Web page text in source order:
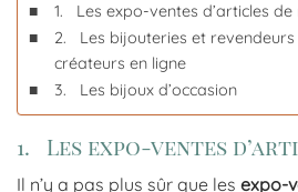
1. Les expo-ventes d’articles
2. Les bijouteries et
créateurs en ligne
3. Les bijoux d’occasion
1. Les expo-ventes
Il n’y a pas plus sûr que les expo-